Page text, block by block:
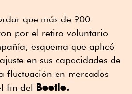
que más de 900
por el retiro voluntario
esquema que aplicó
en sus capacidades de
fluctuación en mercados
fin del Beetle.